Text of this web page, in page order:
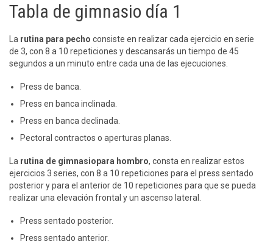
Tabla de gimnasio día 1
La rutina para pecho consiste en realizar cada ejercicio en serie
de 3, con 8 a 10 repeticiones y descansarás un tiempo de 45
segundos a un minuto entre cada una de las ejecuciones.
Press de banca.
Press en banca inclinada.
Press en banca declinada.
Pectoral contractos o aperturas planas.
La rutina de gimnasiopara hombro, consta en realizar estos
ejercicios 3 series, con 8 a 10 repeticiones para el press sentado
posterior y para el anterior de 10 repeticiones para que se pueda
realizar una elevación frontal y un ascenso lateral.
Press sentado posterior.
Press sentado anterior.